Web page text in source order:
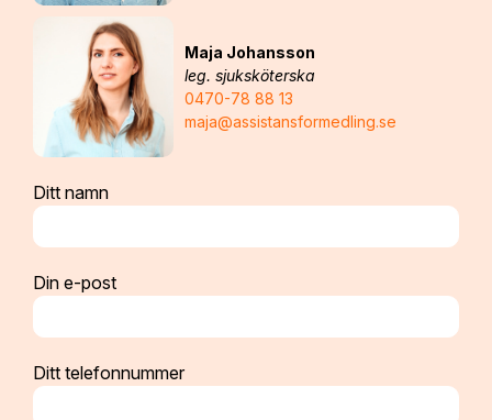
Maja Johansson
leg. sjuksköterska
0470-78 88 13
maja@assistansformedling.se
Ditt namn
Din e-post
Ditt telefonnummer